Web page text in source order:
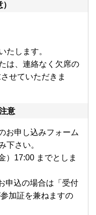
たします。
は、連絡なく欠席の
せていただきま
意
お申し込みフォーム
下さい。
）17:00 までとしま
申込の場合は「受付
加証を兼ねますの